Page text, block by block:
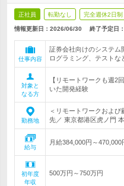
正社員 転勤なし 完全週休2日制
情報更新日：2026/06/30 終了予定日：
仕事内容
証券会社向けのシステム
ログラミング、テストな
対象と
なる方
【リモートワークも週2
いた開発経験
勤務地
＜リモートワークおよ
先／ 東京都港区虎ノ門
給与
月給384,000円～
初年度
年収
500万円～750万円